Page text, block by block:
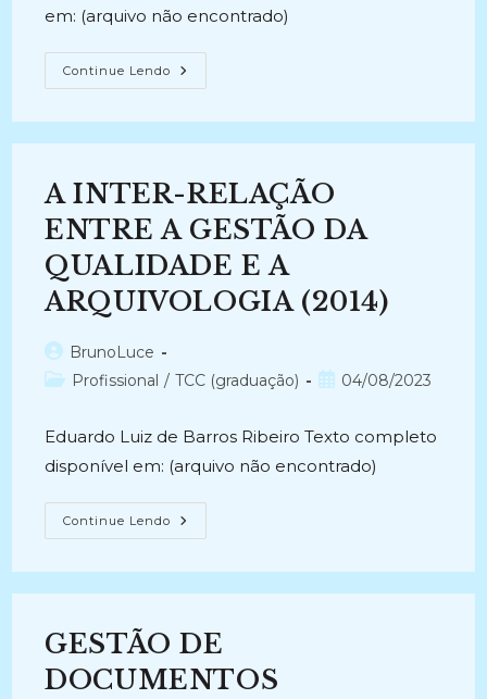
em: (arquivo não encontrado)
Continue Lendo O
ARQUIVO
BARBOSA
A INTER-RELAÇÃO
ENTRE A GESTÃO DA
QUALIDADE E A
ARQUIVOLOGIA (2014)
Autor
do
BrunoLuce
Categoria
Profissional / TCC (graduação)
Post04/08/2023
Eduardo Luiz de Barros Ribeiro Texto completo
disponível em: (arquivo não encontrado)
Continue Lendo A
INTER-
GESTÃO
A
ARQUIVOLOGIA
(2014)
GESTÃO DE
DOCUMENTOS